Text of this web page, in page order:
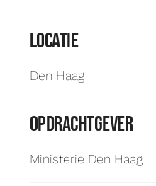
Locatie
Den Haag
opdrachtgever
Ministerie Den Haag